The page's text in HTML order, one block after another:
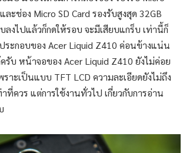
ละช่อง Micro SD Card รองรับสูงสุด 32GB
ลงไปแล้วก็กดให้รอบ จะมีเสียบแกร็บ เท่านี้ก็
ระกอบของ Acer Liquid Z410 ค่อนข้างแน่น
บ หน้าจอของ Acer Liquid Z410 ยังไม่ค่อย
ราะเป็นแบบ TFT LCD ความละเอียดยังไม่ถึง
ที่ควร แต่การใช้งานทั่วไป เกี่ยวกับการอ่าน